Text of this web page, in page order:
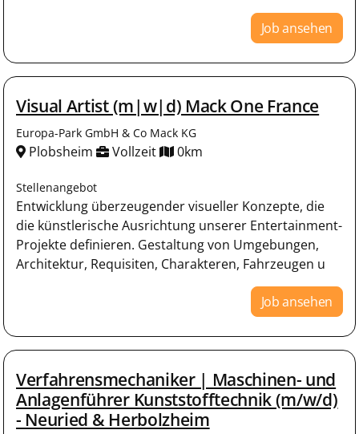
Job ansehen
Visual Artist (m|w|d) Mack One France
Europa-Park GmbH & Co Mack KG
Plobsheim Vollzeit 0km
Stellenangebot
Entwicklung überzeugender visueller Konzepte, die
die künstlerische Ausrichtung unserer Entertainment-
Projekte definieren. Gestaltung von Umgebungen,
Architektur, Requisiten, Charakteren, Fahrzeugen u
Job ansehen
Verfahrensmechaniker | Maschinen- und
Anlagenführer Kunststofftechnik (m/w/d)
- Neuried & Herbolzheim